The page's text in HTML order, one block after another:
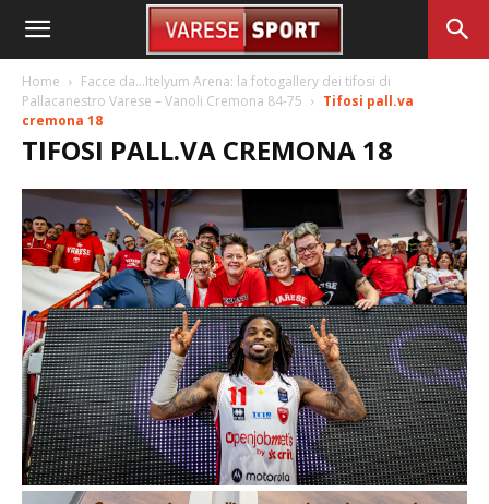
Home
Facce da…Itelyum Arena: la fotogallery dei tifosi di
Pallacanestro Varese – Vanoli Cremona 84-75
Tifosi pall.va
cremona 18
TIFOSI PALL.VA CREMONA 18